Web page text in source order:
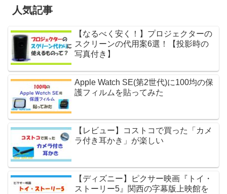
人気記事
【なるべく安く！】プロジェクターの
スクリーンの代用案6選！【投影時の
写真付き】
Apple Watch SE(第2世代)に100均の保
護フィルムを貼ってみた
【レビュー】コストコで買った「カメ
ラ付き耳かき」が楽しい
【ディズニー】ピクサー映画『トイ・
ストーリー5』関西の字幕版上映館を